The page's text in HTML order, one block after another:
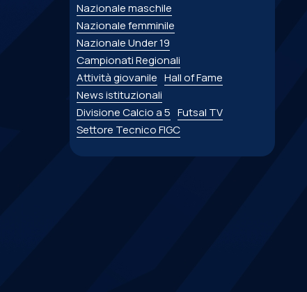
Nazionale maschile
Nazionale femminile
Nazionale Under 19
Campionati Regionali
Attività giovanile Hall of Fame
News istituzionali
Divisione Calcio a 5 Futsal TV
Settore Tecnico FIGC